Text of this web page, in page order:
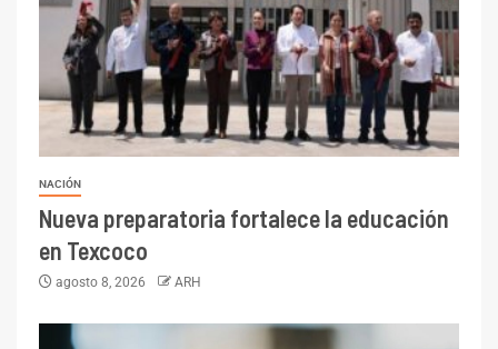
NACIÓN
Nueva preparatoria fortalece la educación
en Texcoco
agosto 8, 2026 ARH